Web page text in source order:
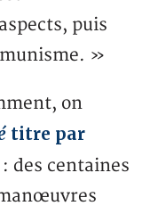
puis
»
on
titre par
des centaines